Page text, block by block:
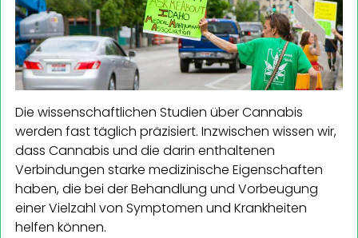
Die wissenschaftlichen Studien über Cannabis
werden fast täglich präzisiert. Inzwischen wissen wir,
dass Cannabis und die darin enthaltenen
Verbindungen starke medizinische Eigenschaften
haben, die bei der Behandlung und Vorbeugung
einer Vielzahl von Symptomen und Krankheiten
helfen können.